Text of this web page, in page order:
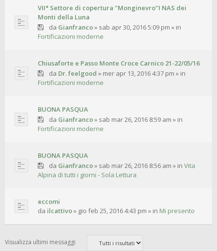
VII° Settore di copertura "Monginevro"I NAS dei
Monti della Luna
da Gianfranco» sab apr 30, 2016 5:09 pm » in
Fortificazioni moderne
Chiusaforte e Passo Monte Croce Carnico 21-22/05/16
da Dr. feelgood » mer apr 13, 2016 4:37 pm » in
Fortificazioni moderne
BUONA PASQUA
da Gianfranco» sab mar 26, 2016 8:59 am » in
Fortificazioni moderne
BUONA PASQUA
da Gianfranco» sab mar 26, 2016 8:56 am » in Vita
Alpina di tutti i giorni - Sola Lettura
eccomi
da ilcattivo» gio feb 25, 2016 4:43 pm » in Mi presento
Visualizza ultimi messaggi